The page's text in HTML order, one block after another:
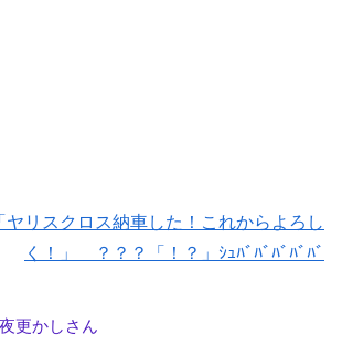
ヤリスクロス納車した！これからよろし
く！」 ？？？「！？」ｼｭﾊﾞﾊﾞﾊﾞﾊﾞﾊﾞ
更かしさん